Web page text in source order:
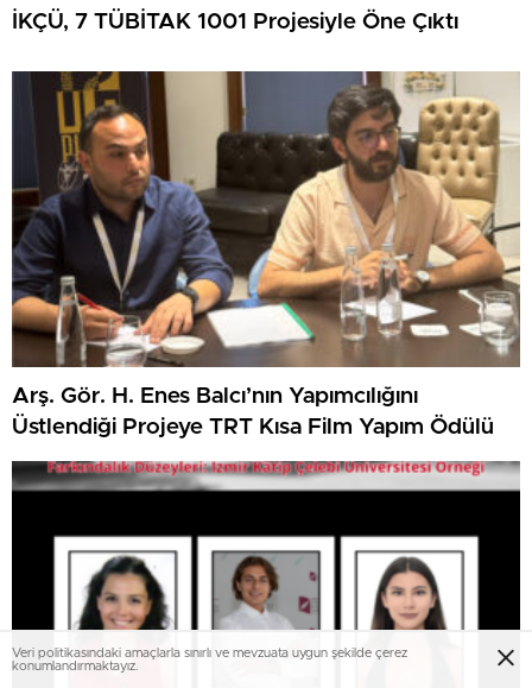
İKÇÜ, 7 TÜBİTAK 1001 Projesiyle Öne Çıktı
Arş. Gör. H. Enes Balcı’nın Yapımcılığını
Üstlendiği Projeye TRT Kısa Film Yapım Ödülü
Veri politikasındaki amaçlarla sınırlı ve mevzuata uygun şekilde çerez
konumlandırmaktayız.